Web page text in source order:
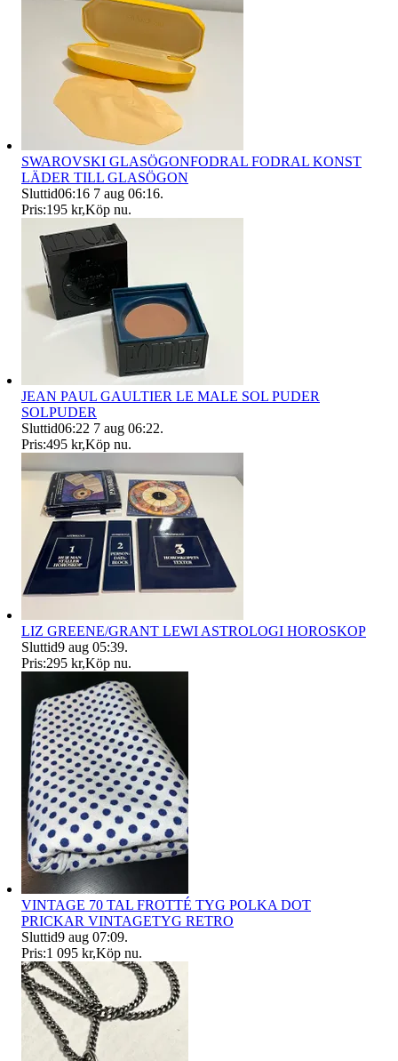
SWAROVSKI GLASÖGONFODRAL FODRAL KONST
LÄDER TILL GLASÖGON
Sluttid06:16 7 aug 06:16.
Pris:195 kr,Köp nu.
JEAN PAUL GAULTIER LE MALE SOL PUDER
SOLPUDER
Sluttid06:22 7 aug 06:22.
Pris:495 kr,Köp nu.
LIZ GREENE/GRANT LEWI ASTROLOGI HOROSKOP
Sluttid9 aug 05:39.
Pris:295 kr,Köp nu.
VINTAGE 70 TAL FROTTÉ TYG POLKA DOT
PRICKAR VINTAGETYG RETRO
Sluttid9 aug 07:09.
Pris:1 095 kr,Köp nu.